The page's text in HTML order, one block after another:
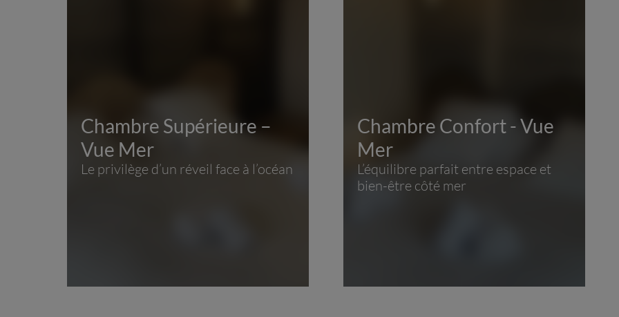
Chambre Supérieure –
Vue Mer
Le privilège d’un réveil face à l’océan
Chambre Confort - Vue
Mer
L’équilibre parfait entre espace et
bien-être côté mer